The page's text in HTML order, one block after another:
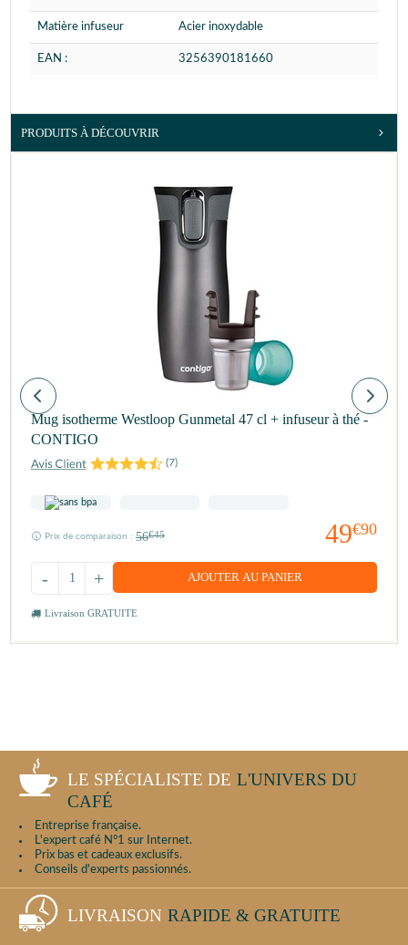
Matière infuseur Acier inoxydable
EAN : 3256390181660
PRODUITS À DÉCOUVRIR
Mug isotherme Westloop Gunmetal 47 cl + infuseur à thé -
CONTIGO
(7)
49€90
Prix de comparaison : 56€45
+
- AJOUTER AU PANIER
Livraison GRATUITE
LE SPÉCIALISTE DE L'UNIVERS DU
CAFÉ
Entreprise française.
L'expert café N°1 sur Internet.
Prix bas et cadeaux exclusifs.
Conseils d'experts passionnés.
LIVRAISON RAPIDE & GRATUITE